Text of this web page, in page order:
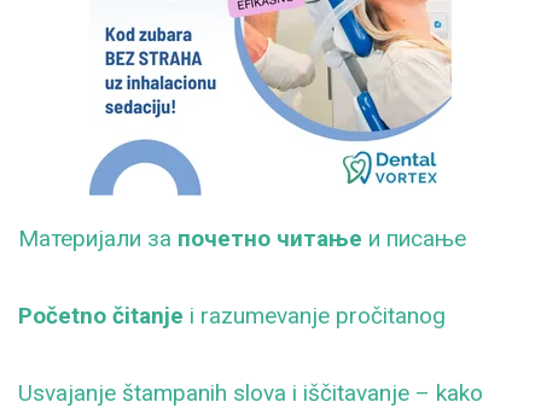
Maтеријали за почетно читање и писање
Početno čitanje i razumevanje pročitanog
Usvajanje štampanih slova i iščitavanje – kako